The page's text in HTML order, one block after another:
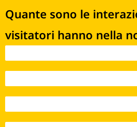
Quante sono le
visitatori hanno nella